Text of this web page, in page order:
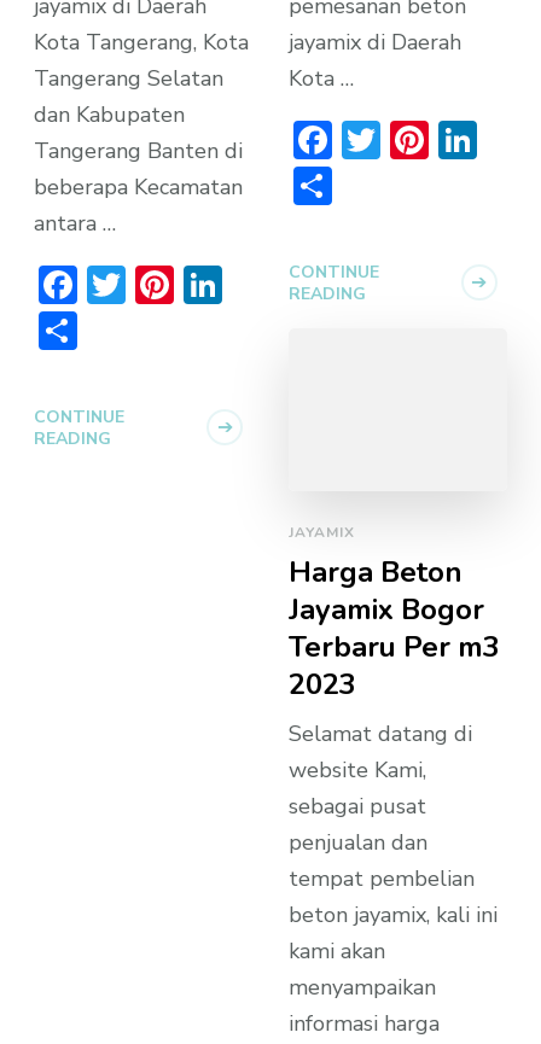
pemesanan beton
jayamix di Daerah
Kota …
Facebook
Twitter
Share
CONTINUE
READING
jayamix di Daerah
Kota Tangerang, Kota
Tangerang Selatan
dan Kabupaten
Tangerang Banten di
beberapa Kecamatan
antara …
Facebook
TwitterPinterest
LinkedIn
CONTINUE
READING
JAYAMIX
Harga Beton
Jayamix Bogor
Terbaru Per m3
2023
Selamat datang di
website Kami,
sebagai pusat
penjualan dan
tempat pembelian
beton jayamix, kali ini
kami akan
menyampaikan
informasi harga